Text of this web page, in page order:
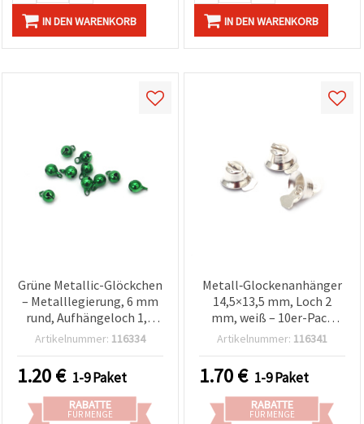
IN DEN WARENKORB IN DEN WARENKORB
Grüne Metallic-Glöckchen
– Metalllegierung, 6 mm
rund, Aufhängeloch 1,5
mm, glänzende
Schmuckherstellung,
Weihnachtsdeko & DIY-
Deko
Artikelnummer: 116334
1.20€ 1-9 Paket
RABATTE
FÜR MENGE
Metall‑Glockenanhänger
14,5×13,5 mm, Loch 2
mm, weiß – 10er-Pack
(Bastelzubehör)
Artikelnummer: 116341
1.70€ 1-9 Paket
RABATTE
FÜR MENGE